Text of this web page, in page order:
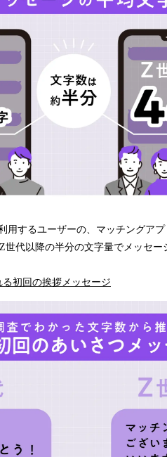
用するユーザーの、マッチングア
代以降の半分の文字量でメッセー
初回の挨拶メッセージ